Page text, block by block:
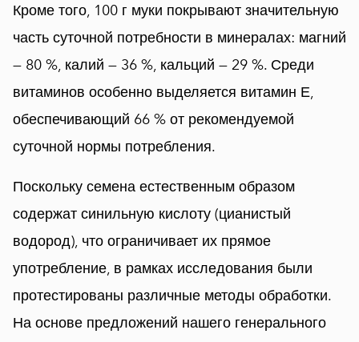
Кроме того, 100 г муки покрывают значительную
часть суточной потребности в минералах: магний
— 80 %, калий — 36 %, кальций — 29 %. Среди
витаминов особенно выделяется витамин Е,
обеспечивающий 66 % от рекомендуемой
суточной нормы потребления.
Поскольку семена естественным образом
содержат синильную кислоту (цианистый
водород), что ограничивает их прямое
употребление, в рамках исследования были
протестированы различные методы обработки.
На основе предложений нашего генерального